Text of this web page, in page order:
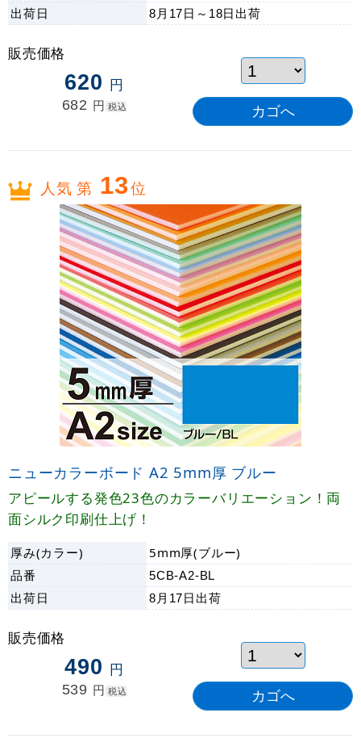
出荷日 8月17日～18日 出荷
販売価格
620 円
682 円 税込
人気 第 13位
ニューカラーボード A2 5mm厚 ブルー
アピールする発色23色のカラーバリエーション！両
面シルク印刷仕上げ！
厚み(カラー)
5mm厚(ブルー)
品番
5CB-A2-BL
出荷日 8月17日 出荷
販売価格
490 円
539 円 税込